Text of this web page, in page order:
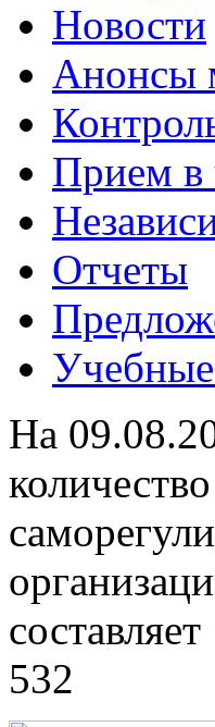
Новости
Анонсы
Прием
Отчеты
На
составляет
532